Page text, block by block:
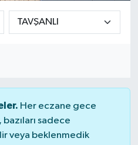
Her eczane gece
sadece
veya beklenmedik